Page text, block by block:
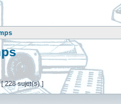
[ 228 sujet(s) ]